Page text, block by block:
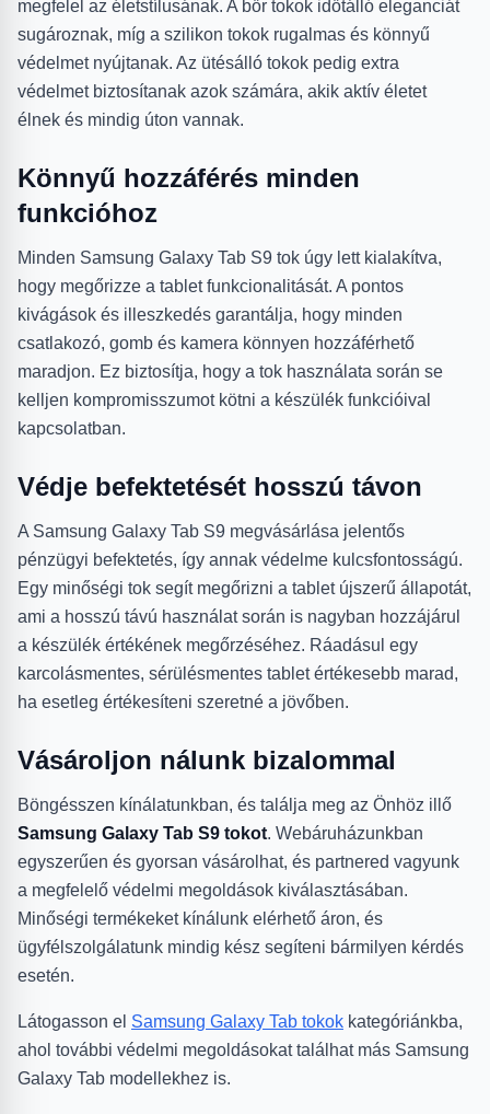
megfelel az életstílusának. A bőr tokok időtálló eleganciát
sugároznak, míg a szilikon tokok rugalmas és könnyű
védelmet nyújtanak. Az ütésálló tokok pedig extra
védelmet biztosítanak azok számára, akik aktív életet
élnek és mindig úton vannak.
Könnyű hozzáférés minden
funkcióhoz
Minden Samsung Galaxy Tab S9 tok úgy lett kialakítva,
hogy megőrizze a tablet funkcionalitását. A pontos
kivágások és illeszkedés garantálja, hogy minden
csatlakozó, gomb és kamera könnyen hozzáférhető
maradjon. Ez biztosítja, hogy a tok használata során se
kelljen kompromisszumot kötni a készülék funkcióival
kapcsolatban.
Védje befektetését hosszú távon
A Samsung Galaxy Tab S9 megvásárlása jelentős
pénzügyi befektetés, így annak védelme kulcsfontosságú.
Egy minőségi tok segít megőrizni a tablet újszerű állapotát,
ami a hosszú távú használat során is nagyban hozzájárul
a készülék értékének megőrzéséhez. Ráadásul egy
karcolásmentes, sérülésmentes tablet értékesebb marad,
ha esetleg értékesíteni szeretné a jövőben.
Vásároljon nálunk bizalommal
Böngésszen kínálatunkban, és találja meg az Önhöz illő
Samsung Galaxy Tab S9 tokot. Webáruházunkban
egyszerűen és gyorsan vásárolhat, és partnered vagyunk
a megfelelő védelmi megoldások kiválasztásában.
Minőségi termékeket kínálunk elérhető áron, és
ügyfélszolgálatunk mindig kész segíteni bármilyen kérdés
esetén.
Látogasson el Samsung Galaxy Tab tokok kategóriánkba,
ahol további védelmi megoldásokat találhat más Samsung
Galaxy Tab modellekhez is.